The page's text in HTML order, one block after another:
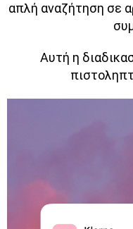
απλή αναζήτηση σε
Αυτή η